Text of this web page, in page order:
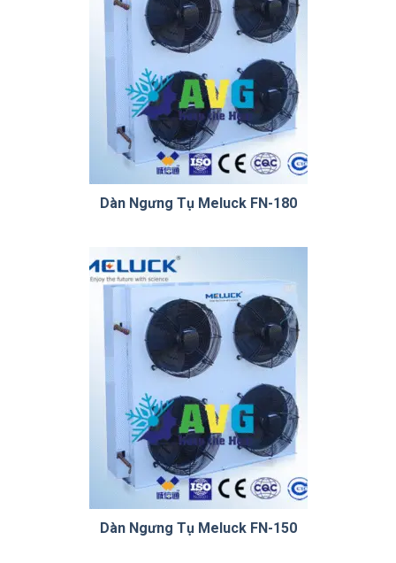
Dàn Ngưng Tụ Meluck FN-180
Dàn Ngưng Tụ Meluck FN-150